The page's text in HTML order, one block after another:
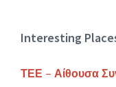
Interesting
ΤΕΕ – Αίθουσα